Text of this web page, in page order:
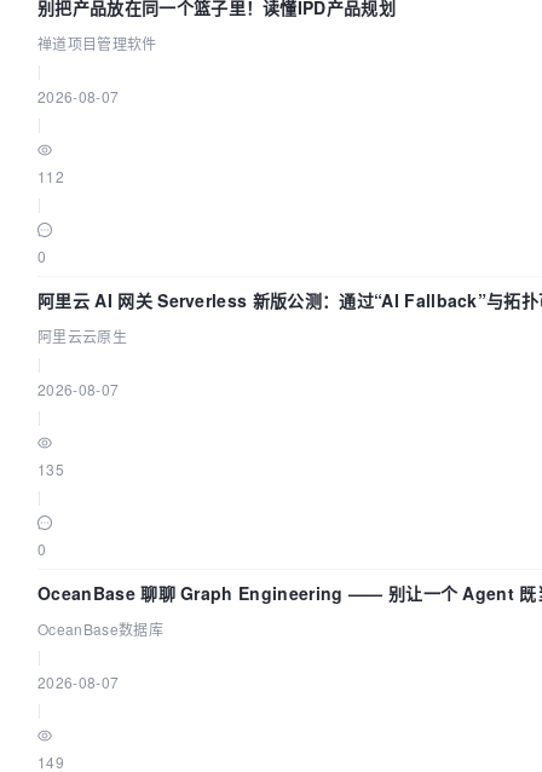
别把产品放在同一个篮子里！读懂IPD产品规划
禅道项目管理软件
2026-08-07
112
0
阿里云 AI 网关 Serverless 新版公测：通过“AI Fallback”与拓
阿里云云原生
2026-08-07
135
0
OceanBase 聊聊 Graph Engineering —— 别让一个 Agent 既
OceanBase数据库
2026-08-07
149